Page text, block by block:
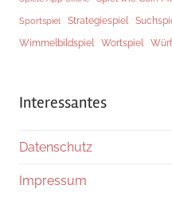
Sportspiel Strategiespiel
Wimmelbildspiel
Wortspiel
Interessantes
Datenschutz
Impressum